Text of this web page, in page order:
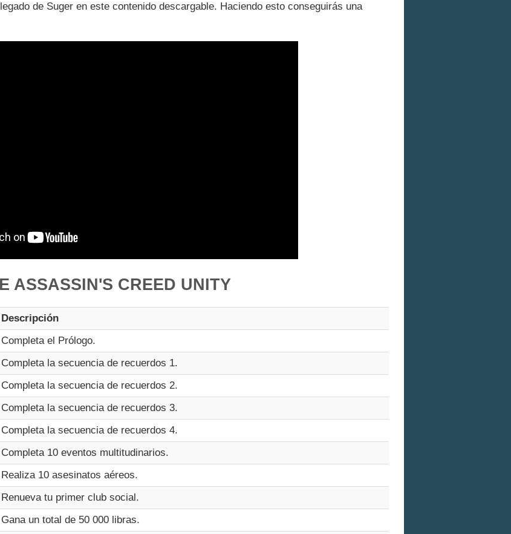
de Suger en este contenido descargable. Haciendo esto conseguirás una
ASSASSIN'S CREED UNITY
Descripción
Completa el Prólogo.
Completa la secuencia de recuerdos 1.
Completa la secuencia de recuerdos 2.
Completa la secuencia de recuerdos 3.
Completa la secuencia de recuerdos 4.
Completa 10 eventos multitudinarios.
Realiza 10 asesinatos aéreos.
Renueva tu primer club social.
Gana un total de 50 000 libras.